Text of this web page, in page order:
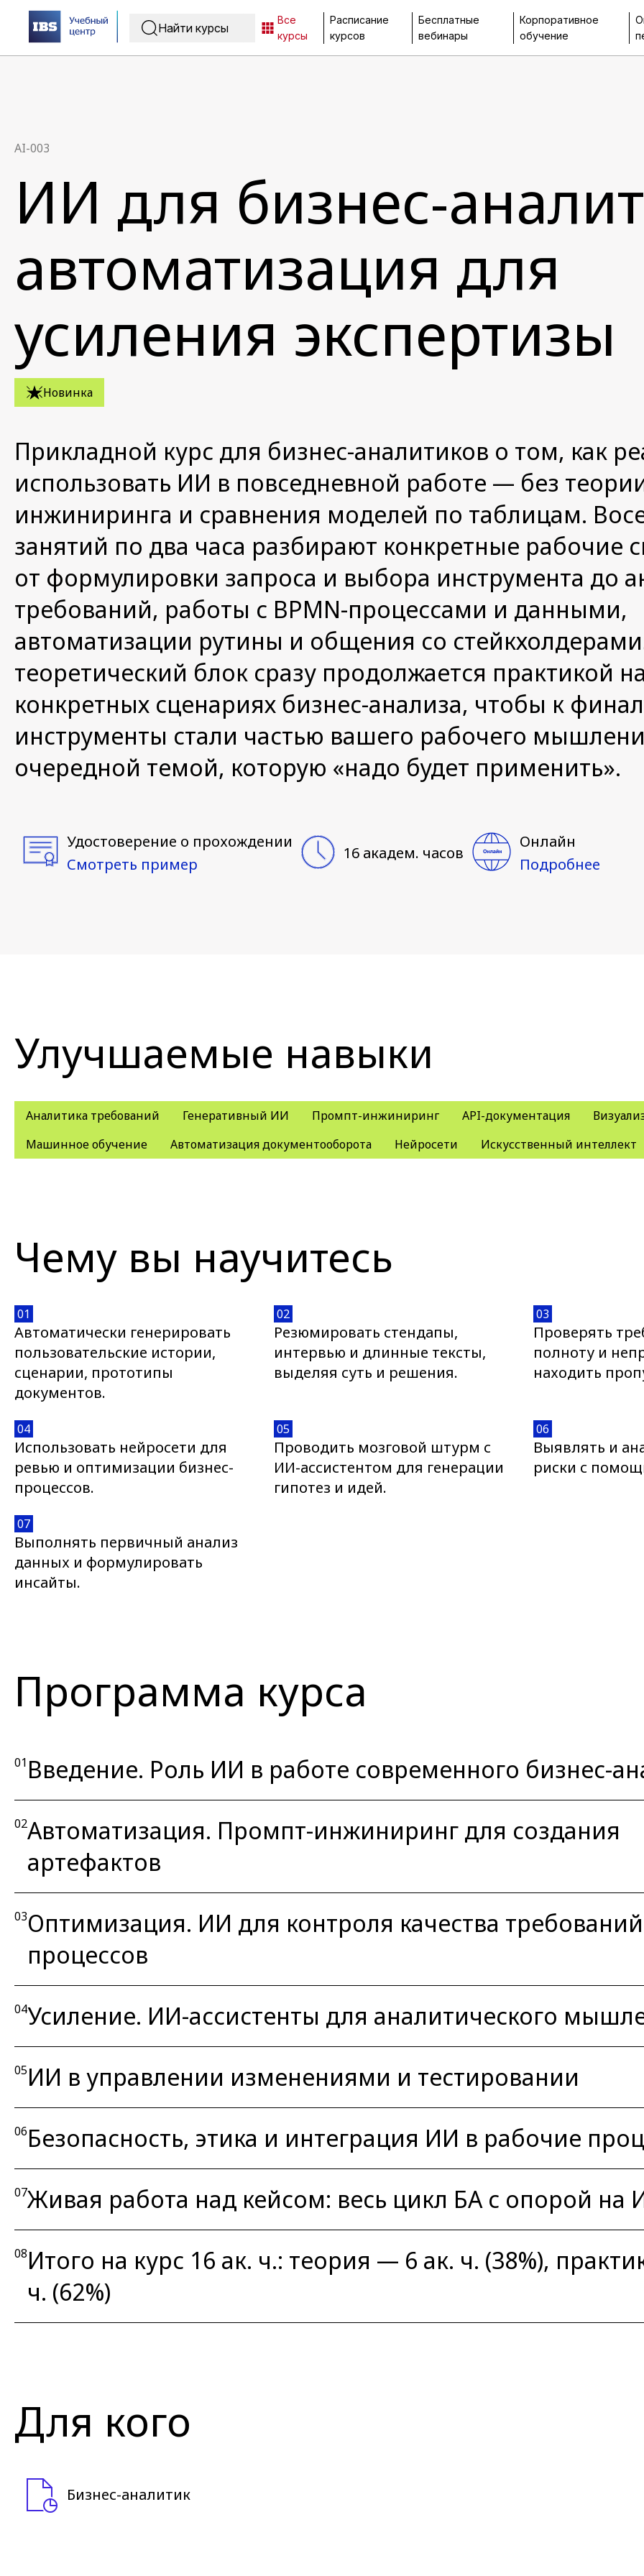
Все
курсы
Расписание
курсов
Бесплатные
вебинары
Корпоративное
обучение
AI-003
ИИ для бизнес-
автоматизация для
усиления экспертизы
Новинка
Прикладной курс для бизнес-аналитиков о том, как
использовать ИИ в повседневной работе — без
инжиниринга и сравнения моделей по таблицам.
занятий по два часа разбирают конкретные рабочие
от формулировки запроса и выбора инструмента до
требований, работы с BPMN-процессами и данными,
автоматизации рутины и общения со
теоретический блок сразу продолжается практикой на
конкретных сценариях бизнес-анализа, чтобы к
инструменты стали частью вашего рабочего
очередной темой, которую «надо будет применить».
Удостоверение о прохождении
Смотреть пример
16 академ. часов
Онлайн
Подробнее
Улучшаемые навыки
Аналитика требований Генеративный ИИ Промпт-инжиниринг API-документация
Машинное обучение
Автоматизация документооборота Нейросети Искусственный интеллект
Чему вы научитесь
01
Автоматически генерировать
пользовательские истории,
сценарии, прототипы
документов.
02
Резюмировать стендапы,
интервью и длинные тексты,
выделяя суть и решения.
03
Проверять
полноту и
находить
04
Использовать нейросети для
ревью и оптимизации бизнес-
процессов.
05
Проводить мозговой штурм с
ИИ-ассистентом для генерации
гипотез и идей.
06
Выявлять и
риски с
07
Выполнять первичный анализ
данных и формулировать
инсайты.
Программа курса
01 Введение. Роль ИИ в работе современного бизнес-
02Автоматизация. Промпт-инжиниринг для создания
артефактов
03Оптимизация. ИИ для контроля качества
процессов
04Усиление. ИИ-ассистенты для аналитического
05ИИ в управлении изменениями и тестировании
06Безопасность, этика и интеграция ИИ в рабочие
07Живая работа над кейсом: весь цикл БА с опорой на
08Итого на курс 16 ак. ч.: теория — 6 ак. ч. (38%),
ч. (62%)
Для кого
Бизнес-аналитик